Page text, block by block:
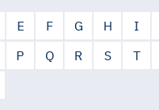
E F G H I
P Q R S T